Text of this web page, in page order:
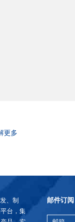
更多
、制
台，集
邮件订阅